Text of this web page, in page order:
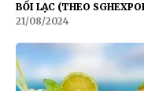
BỐI LẠC (THEO
21/08/2024